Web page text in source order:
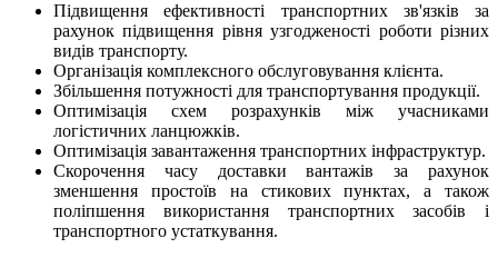
Підвищення ефективності транспортних зв'язків за
рахунок підвищення рівня узгодженості роботи різних
видів транспорту.
Організація комплексного обслуговування клієнта.
Збільшення потужності для транспортування продукції.
Оптимізація схем розрахунків між учасниками
логістичних ланцюжків.
Оптимізація завантаження транспортних інфраструктур.
Скорочення часу доставки вантажів за рахунок
зменшення простоїв на стикових пунктах, а також
поліпшення використання транспортних засобів і
транспортного устаткування.